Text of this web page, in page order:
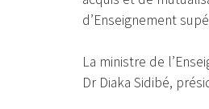
d’Enseignement
La ministre de
Dr Diaka Sidibé,